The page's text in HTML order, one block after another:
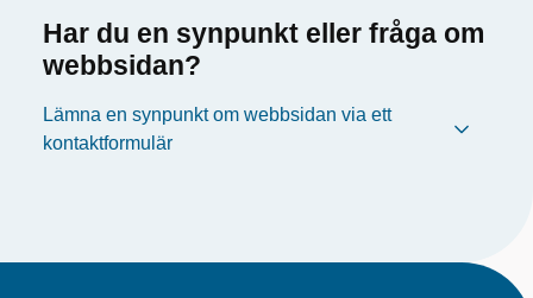
Har du en synpunkt eller fråga om
webbsidan?
Lämna en synpunkt om webbsidan via ett
kontaktformulär